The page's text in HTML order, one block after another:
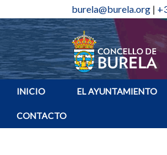
burela@burela.org |
INICIO EL AYUNTAMIENTO
CONTACTO